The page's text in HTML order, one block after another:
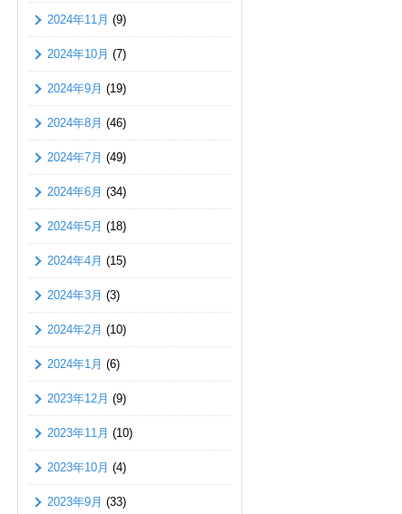
2024年11月 (9)
2024年10月 (7)
2024年9月 (19)
2024年8月 (46)
2024年7月 (49)
2024年6月 (34)
2024年5月 (18)
2024年4月 (15)
2024年3月 (3)
2024年2月 (10)
2024年1月 (6)
2023年12月 (9)
2023年11月 (10)
2023年10月 (4)
2023年9月 (33)